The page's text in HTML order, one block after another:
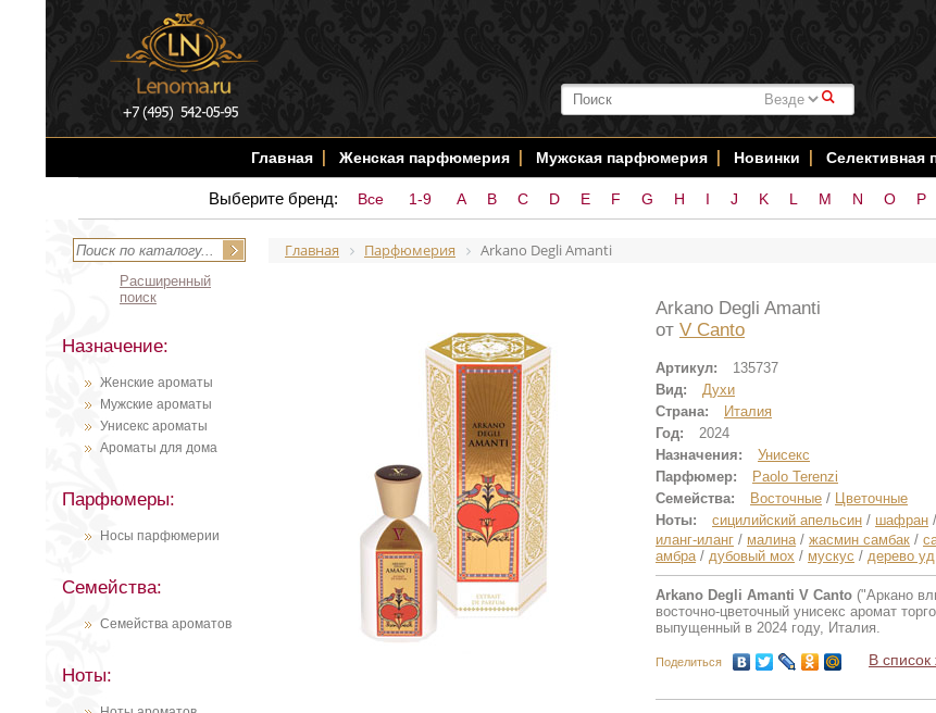
#
Главная Женская парфюмерия Мужская парфюмерия Новинки Селективная
Выберите бренд: Все 1-9 A B C D E F G H I J K L M N O P
Расширенный
поиск
Назначение:
Женские ароматы
Мужские ароматы
Унисекс ароматы
Ароматы для дома
Парфюмеры:
Носы парфюмерии
Семейства:
Семейства ароматов
Ноты:
Главная Парфюмерия Arkano Degli Amanti
Arkano Degli Amanti
от V Canto
Артикул:
135737
Вид:
Духи
Страна:
Италия
Год:
2024
Назначения:
Унисекс
Парфюмер:
Paolo Terenzi
Семейства:
Восточные / Цветочные
Ноты:
сицилийский апельсин / шафран /
иланг-иланг / малина/ жасмин самбак /
амбра/ дубовый мох / мускус / дерево уд
Arkano Degli Amanti V Canto ("Аркано
восточно-цветочный унисекс аромат
выпущенный в 2024 году, Италия.
Поделиться В